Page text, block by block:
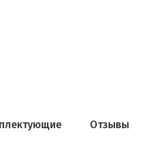
Отзывы